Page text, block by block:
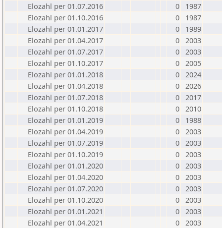
Elozahl per 01.07.2016
0
1987
Elozahl per 01.10.2016
0
1987
Elozahl per 01.01.2017
0
1989
Elozahl per 01.04.2017
0 2003
Elozahl per 01.07.2017
0 2003
Elozahl per 01.10.2017
0 2005
Elozahl per 01.01.2018
0 2024
Elozahl per 01.04.2018
0 2026
Elozahl per 01.07.2018
0 2017
Elozahl per 01.10.2018
0 2010
Elozahl per 01.01.2019
0
1988
Elozahl per 01.04.2019
0 2003
Elozahl per 01.07.2019
0 2003
Elozahl per 01.10.2019
0 2003
Elozahl per 01.01.2020
0 2003
Elozahl per 01.04.2020
0 2003
Elozahl per 01.07.2020
0 2003
Elozahl per 01.10.2020
0 2003
Elozahl per 01.01.2021
0 2003
Elozahl per 01.04.2021
0 2003